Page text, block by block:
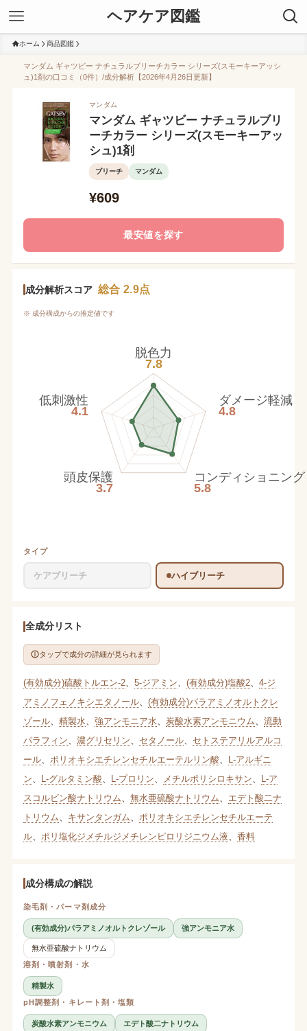
ヘアケア図鑑
ホーム 商品図鑑
マンダム ギャツビー ナチュラルブリーチカラー シリーズ(スモーキーアッシ
ュ)1剤の口コミ（0件）/成分解析【2026年4月26日更新】
マンダム
マンダム ギャツビー ナチュラルブリ
ーチカラー シリーズ(スモーキーアッ
シュ)1剤
ブリーチ マンダム
¥609
最安値を探す
成分解析スコア 総合 2.9点
※ 成分構成からの推定値です
脱色力
7.8
ダメージ軽減
4.8
コンディショニング
5.8
頭皮保護
3.7
低刺激性
4.1
タイプ
ケアブリーチ ハイブリーチ
全成分リスト
タップで成分の詳細が見られます
(有効成分)硫酸トルエン-2、 5-ジアミン (有効成分)塩酸2、 4-ジ
アミノフェノキシエタノール、 (有効成分)パラアミノオルトクレ
ゾール、 精製水 強アンモニア水 炭酸水素アンモニウム
流動
パラフィン
濃グリセリン セタノール、 セトステアリルアルコ
ール、 ポリオキシエチレンセチルエーテルリン酸
L-アルギニ
ン
L-グルタミン酸 L-プロリン メチルポリシロキサン
L-ア
スコルビン酸ナトリウム
無水亜硫酸ナトリウム
エデト酸二ナ
トリウム
キサンタンガム
ポリオキシエチレンセチルエーテ
ル、 ポリ塩化ジメチルジメチレンピロリジニウム液 香料
成分構成の解説
染毛剤・パーマ剤成分
(有効成分)パラアミノオルトクレゾール 強アンモニア水
無水亜硫酸ナトリウム
溶剤・噴射剤・水
精製水
pH調整剤・キレート剤・塩類
炭酸水素アンモニウム
エデト酸二ナトリウム